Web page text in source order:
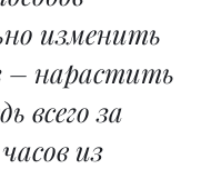
изменить
– нарастить
всего за
из